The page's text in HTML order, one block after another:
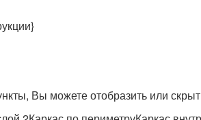
Вы можете отобразить или